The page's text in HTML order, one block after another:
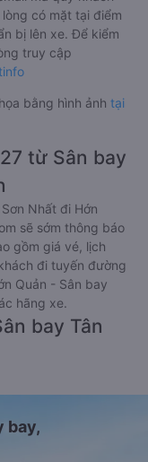
có mặt tại điểm
bị lên xe. Để kiểm
truy cập
bằng hình ảnh tại
từ Sân bay
Nhất đi Hớn
sẽ sớm thông báo
gồm giá vé, lịch
đi tuyến đường
Quản - Sân bay
hãng xe.
bay Tân
bay,